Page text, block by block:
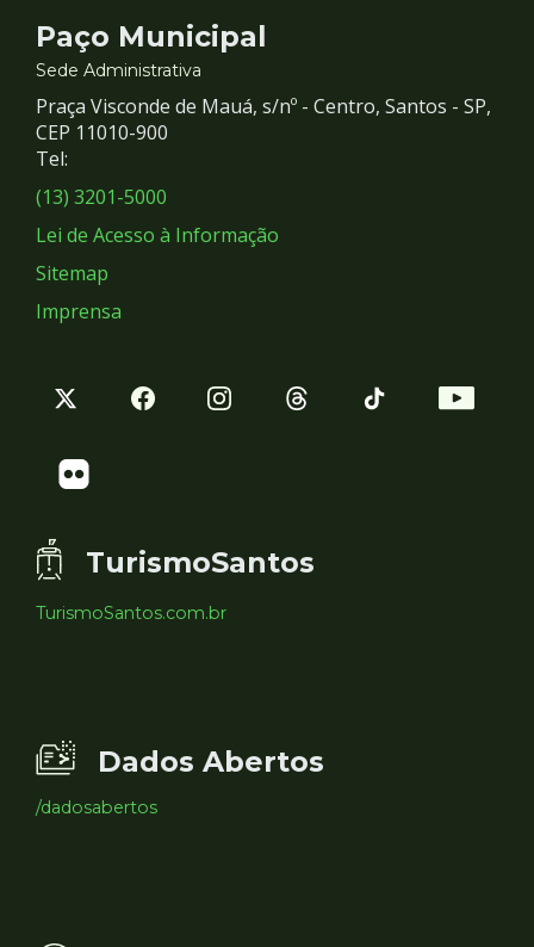
Contato
e
Redes
Sociais
Paço Municipal
Sede Administrativa
Praça Visconde de Mauá, s/nº - Centro, Santos - SP,
CEP 11010-900
Tel:
(13) 3201-5000
Lei de Acesso à Informação
Sitemap
Imprensa
TurismoSantos
TurismoSantos.com.br
Dados Abertos
/dadosabertos